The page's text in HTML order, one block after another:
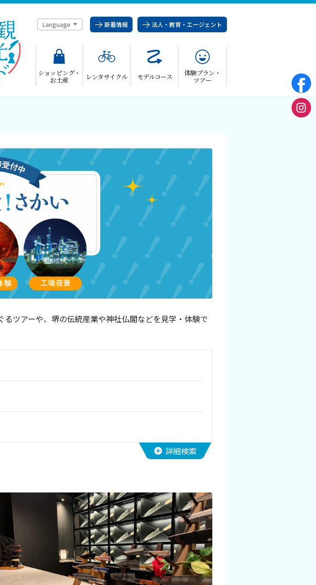
Language 新着情報 法人・教育・エージェント
ショッピング・
お土産 レンタサイクル モデルコース 体験プラン・
ツアー
简体中文
ツアーや、堺の伝統産業や神社仏閣などを見学・体験で
詳細検索